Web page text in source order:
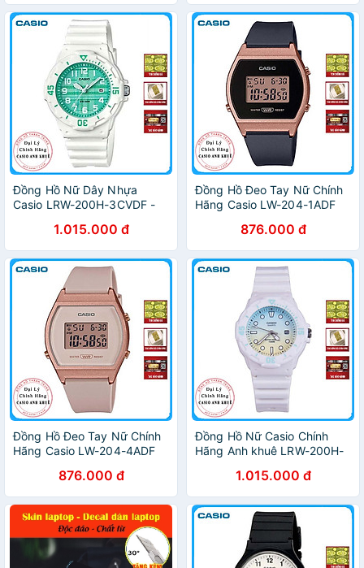
Đồng Hồ Nữ Dây Nhựa
Casio LRW-200H-3CVDF -
1.015.000 đ
Đồng Hồ Đeo Tay Nữ Chính
Hãng Casio LW-204-1ADF
876.000 đ
Đồng Hồ Đeo Tay Nữ Chính
Hãng Casio LW-204-4ADF
876.000 đ
Đồng Hồ Nữ Casio Chính
Hãng Anh khuê LRW-200H-
Hiệu Nhật Bản1.015.000 đ